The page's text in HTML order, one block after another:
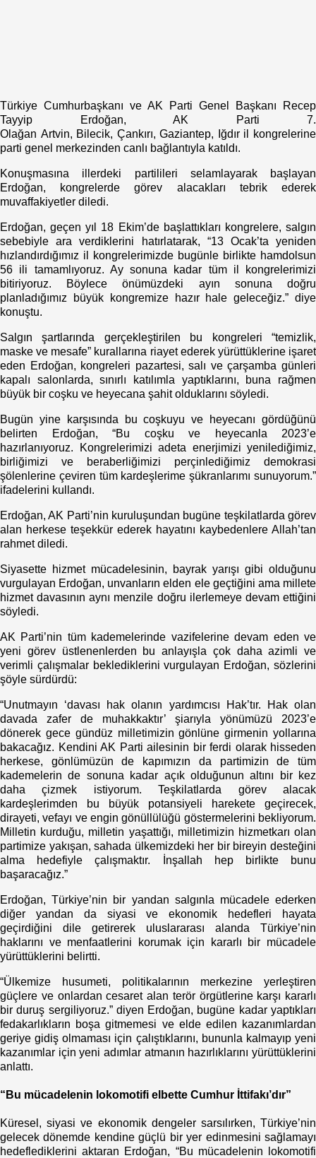
Türkiye Cumhurbaşkanı ve AK Parti Genel Başkanı Recep
Tayyip
Erdoğan, AK Parti 7.
Olağan Artvin, Bilecik, Çankırı, Gaziantep, Iğdır il kongrelerine
parti genel merkezinden canlı bağlantıyla katıldı.
Konuşmasına illerdeki partilileri selamlayarak başlayan
Erdoğan, kongrelerde görev alacakları tebrik ederek
muvaffakiyetler diledi.
Erdoğan, geçen yıl 18 Ekim’de başlattıkları kongrelere, salgın
sebebiyle ara verdiklerini hatırlatarak, “13 Ocak’ta yeniden
hızlandırdığımız il kongrelerimizde bugünle birlikte hamdolsun
56 ili tamamlıyoruz. Ay sonuna kadar tüm il kongrelerimizi
bitiriyoruz. Böylece önümüzdeki ayın sonuna doğru
planladığımız büyük kongremize hazır hale geleceğiz.” diye
konuştu.
Salgın şartlarında gerçekleştirilen bu kongreleri “temizlik,
maske ve mesafe” kurallarına riayet ederek yürüttüklerine işaret
eden Erdoğan, kongreleri pazartesi, salı ve çarşamba günleri
kapalı salonlarda, sınırlı katılımla yaptıklarını, buna rağmen
büyük bir coşku ve heyecana şahit olduklarını söyledi.
Bugün yine karşısında bu coşkuyu ve heyecanı gördüğünü
belirten Erdoğan, “Bu coşku ve heyecanla 2023’e
hazırlanıyoruz. Kongrelerimizi adeta enerjimizi yenilediğimiz,
birliğimizi ve beraberliğimizi perçinlediğimiz demokrasi
şölenlerine çeviren tüm kardeşlerime şükranlarımı sunuyorum.”
ifadelerini kullandı.
Erdoğan, AK Parti’nin kuruluşundan bugüne teşkilatlarda görev
alan herkese teşekkür ederek hayatını kaybedenlere Allah’tan
rahmet diledi.
Siyasette hizmet mücadelesinin, bayrak yarışı gibi olduğunu
vurgulayan Erdoğan, unvanların elden ele geçtiğini ama millete
hizmet davasının aynı menzile doğru ilerlemeye devam ettiğini
söyledi.
AK Parti’nin tüm kademelerinde vazifelerine devam eden ve
yeni görev üstlenenlerden bu anlayışla çok daha azimli ve
verimli çalışmalar beklediklerini vurgulayan Erdoğan, sözlerini
şöyle sürdürdü:
“Unutmayın ‘davası hak olanın yardımcısı Hak’tır. Hak olan
davada zafer de muhakkaktır’ şiarıyla yönümüzü 2023’e
dönerek gece gündüz milletimizin gönlüne girmenin yollarına
bakacağız. Kendini AK Parti ailesinin bir ferdi olarak hisseden
herkese, gönlümüzün de kapımızın da partimizin de tüm
kademelerin de sonuna kadar açık olduğunun altını bir kez
daha çizmek istiyorum. Teşkilatlarda görev alacak
kardeşlerimden bu büyük potansiyeli harekete geçirecek,
dirayeti, vefayı ve engin gönüllülüğü göstermelerini bekliyorum.
Milletin kurduğu, milletin yaşattığı, milletimizin hizmetkarı olan
partimize yakışan, sahada ülkemizdeki her bir bireyin desteğini
alma hedefiyle çalışmaktır. İnşallah hep birlikte bunu
başaracağız.”
Erdoğan, Türkiye’nin bir yandan salgınla mücadele ederken
diğer yandan da siyasi ve ekonomik hedefleri hayata
geçirdiğini dile getirerek uluslararası alanda Türkiye’nin
haklarını ve menfaatlerini korumak için kararlı bir mücadele
yürüttüklerini belirtti.
“Ülkemize husumeti, politikalarının merkezine yerleştiren
güçlere ve onlardan cesaret alan terör örgütlerine karşı kararlı
bir duruş sergiliyoruz.” diyen Erdoğan, bugüne kadar yaptıkları
fedakarlıkların boşa gitmemesi ve elde edilen kazanımlardan
geriye gidiş olmaması için çalıştıklarını, bununla kalmayıp yeni
kazanımlar için yeni adımlar atmanın hazırlıklarını yürüttüklerini
anlattı.
“Bu mücadelenin lokomotifi elbette Cumhur İttifakı’dır”
Küresel, siyasi ve ekonomik dengeler sarsılırken, Türkiye’nin
gelecek dönemde kendine güçlü bir yer edinmesini sağlamayı
hedeflediklerini aktaran Erdoğan, “Bu mücadelenin lokomotifi